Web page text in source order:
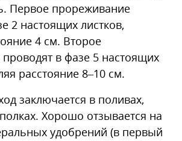
Первое прореживание
2 настоящих листков,
4 см. Второе
в фазе 5 настоящих
расстояние 8–10 см.
заключается в поливах,
Хорошо отзывается на
удобрений (в первый